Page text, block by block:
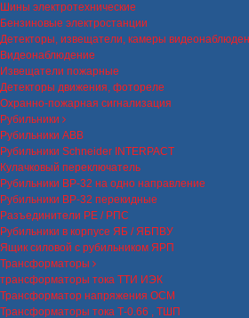
Шины электротехнические
Бензиновые электростанции
Детекторы, извещатели, камеры
Видеонаблюдение
Извещатели пожарные
Детекторы движения, фотореле
Охранно-пожарная сигнализация
Рубильники
Рубильники ABB
Рубильники Schneider INTERPACT
Кулачковый переключатель
Рубильники ВР-32 на одно направление
Рубильники ВР-32 перекидные
Разъединители РЕ / РПС
Рубильники в корпусе ЯБ / ЯБПВУ
Ящик силовой с рубильником ЯРП
Трансформаторы
трансформаторы тока ТТИ ИЭК
Трансформатор напряжения ОСМ
Трансформаторы тока Т-0.66 , ТШП